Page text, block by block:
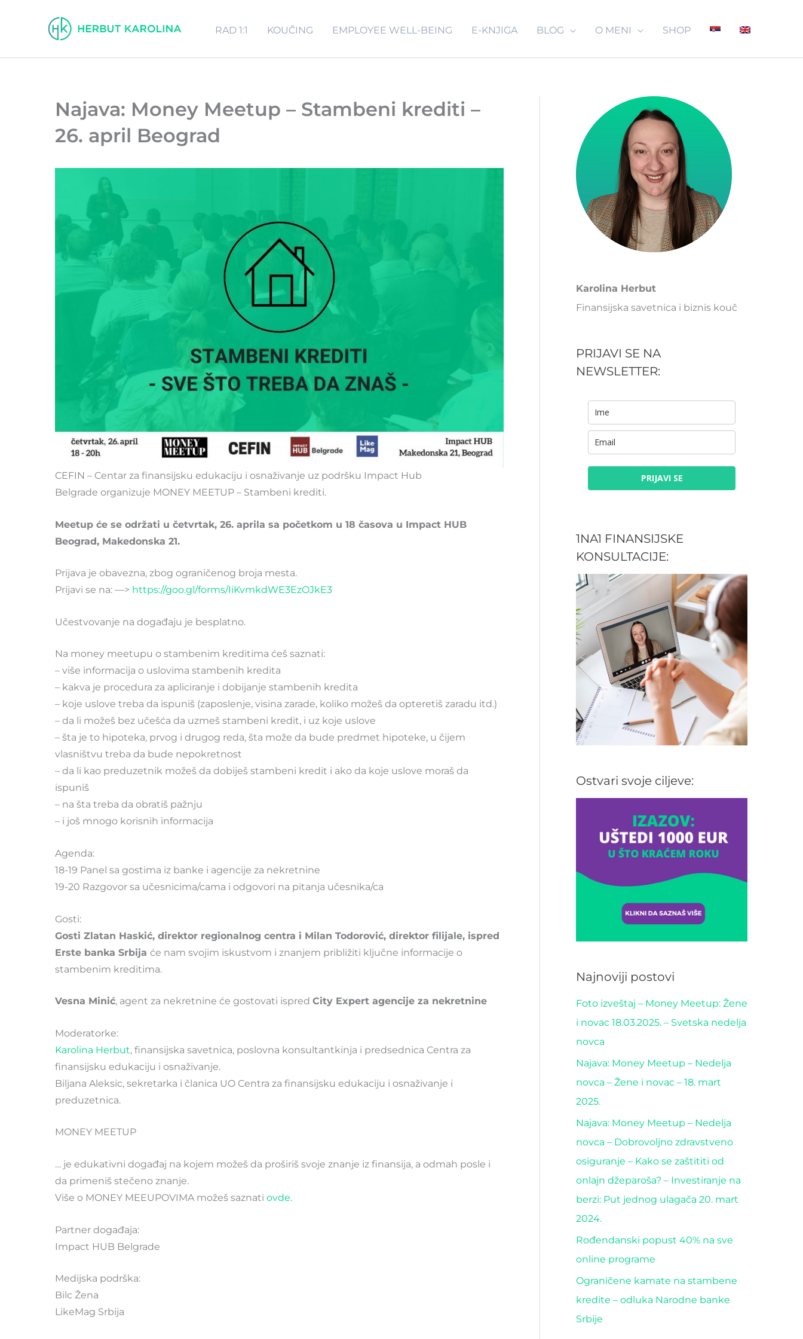
RAD 1:1 KOUČING EMPLOYEE WELL-BEING E-KNJIGA BLOG O MENI SHOP
Najava: Money Meetup – Stambeni krediti –
26. april Beograd
CEFIN – Centar za finansijsku edukaciju i osnaživanje uz podršku Impact Hub
Belgrade organizuje MONEY MEETUP – Stambeni krediti.
Meetup će se održati u četvrtak, 26. aprila sa početkom u 18 časova u Impact HUB
Beograd, Makedonska 21.
Prijava je obavezna, zbog ograničenog broja mesta.
Prijavi se na: —> https://goo.gl/forms/IiKvmkdWE3EzOJkE3
Učestvovanje na događaju je besplatno.
Na money meetupu o stambenim kreditima ćeš saznati:
– više informacija o uslovima stambenih kredita
– kakva je procedura za apliciranje i dobijanje stambenih kredita
– koje uslove treba da ispuniš (zaposlenje, visina zarade, koliko možeš da opteretiš zaradu itd.)
– da li možeš bez učešća da uzmeš stambeni kredit, i uz koje uslove
– šta je to hipoteka, prvog i drugog reda, šta može da bude predmet hipoteke, u čijem
vlasništvu treba da bude nepokretnost
– da li kao preduzetnik možeš da dobiješ stambeni kredit i ako da koje uslove moraš da
ispuniš
– na šta treba da obratiš pažnju
– i još mnogo korisnih informacija
Agenda:
18-19 Panel sa gostima iz banke i agencije za nekretnine
19-20 Razgovor sa učesnicima/cama i odgovori na pitanja učesnika/ca
Gosti:
Gosti Zlatan Haskić, direktor regionalnog centra i Milan Todorović, direktor filijale, ispred
Erste banka Srbija će nam svojim iskustvom i znanjem približiti ključne informacije o
stambenim kreditima.
Vesna Minić, agent za nekretnine će gostovati ispred City Expert agencije za nekretnine
Moderatorke:
Karolina Herbut, finansijska savetnica, poslovna konsultantkinja i predsednica Centra za
finansijsku edukaciju i osnaživanje.
Biljana Aleksic, sekretarka i članica UO Centra za finansijsku edukaciju i osnaživanje i
preduzetnica.
MONEY MEETUP
… je edukativni događaj na kojem možeš da proširiš svoje znanje iz finansija, a odmah posle i
da primeniš stečeno znanje.
Više o MONEY MEEUPOVIMA možeš saznati ovde.
Partner događaja:
Impact HUB Belgrade
Medijska podrška:
Bilc Žena
LikeMag Srbija
Karolina Herbut
Finansijska savetnica i biznis kouč
PRIJAVI SE NA
NEWSLETTER:
PRIJAVI SE
1NA1 FINANSIJSKE
KONSULTACIJE:
Ostvari svoje ciljeve:
Najnoviji postovi
Foto izveštaj – Money Meetup: Žene
i novac 18.03.2025. – Svetska nedelja
novca
Najava: Money Meetup – Nedelja
novca – Žene i novac – 18. mart
2025.
Najava: Money Meetup – Nedelja
novca – Dobrovoljno zdravstveno
osiguranje – Kako se zaštititi od
onlajn džeparoša? – Investiranje na
berzi: Put jednog ulagača 20. mart
2024.
Rođendanski popust 40% na sve
online programe
Ograničene kamate na stambene
kredite – odluka Narodne banke
Srbije